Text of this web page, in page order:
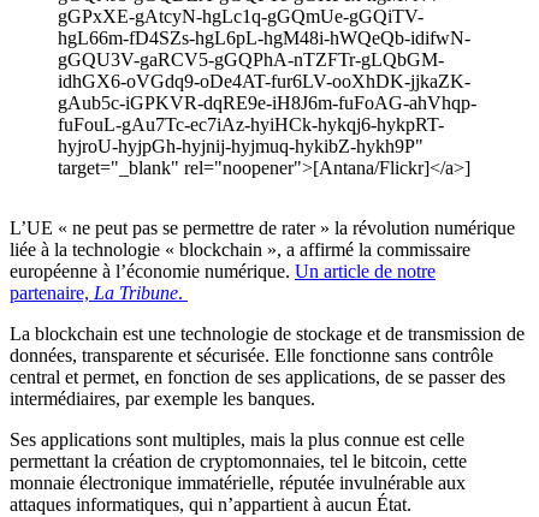
gGPxXE-gAtcyN-hgLc1q-gGQmUe-gGQiTV-
hgL66m-fD4SZs-hgL6pL-hgM48i-hWQeQb-idifwN-
gGQU3V-gaRCV5-gGQPhA-nTZFTr-gLQbGM-
idhGX6-oVGdq9-oDe4AT-fur6LV-ooXhDK-jjkaZK-
gAub5c-iGPKVR-dqRE9e-iH8J6m-fuFoAG-ahVhqp-
fuFouL-gAu7Tc-ec7iAz-hyiHCk-hykqj6-hykpRT-
hyjroU-hyjpGh-hyjnij-hyjmuq-hykibZ-hykh9P"
target="_blank" rel="noopener">[Antana/Flickr]</a>]
L’UE « ne peut pas se permettre de rater » la révolution numérique
liée à la technologie « blockchain », a affirmé la commissaire
européenne à l’économie numérique. Un article de notre
partenaire, La Tribune.
La blockchain est une technologie de stockage et de transmission de
données, transparente et sécurisée. Elle fonctionne sans contrôle
central et permet, en fonction de ses applications, de se passer des
intermédiaires, par exemple les banques.
Ses applications sont multiples, mais la plus connue est celle
permettant la création de cryptomonnaies, tel le bitcoin, cette
monnaie électronique immatérielle, réputée invulnérable aux
attaques informatiques, qui n’appartient à aucun État.